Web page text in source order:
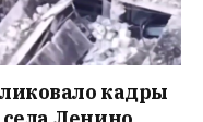
кадры